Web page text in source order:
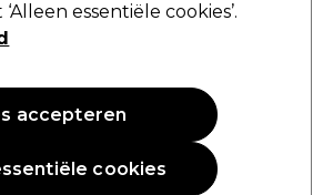
essentiële cookies’.
cookies
accepteren